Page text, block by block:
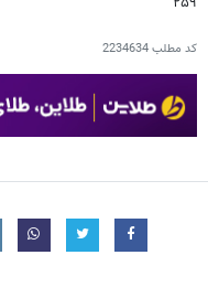
کد مطلب2234634